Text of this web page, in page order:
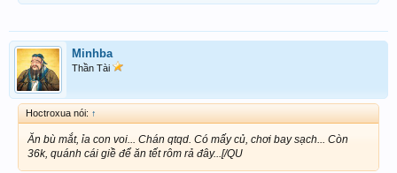
Minhba
Thần Tài
Hoctroxua nói: ↑
Ăn bù mắt, ỉa con voi... Chán qtqd. Có mấy củ, chơi bay sạch... Còn
36k, quánh cái giề để ăn tết rôm rả đây...[/QU